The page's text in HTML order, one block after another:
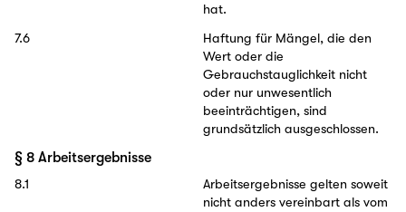
hat.
7.6
Haftung für Mängel, die den
Wert oder die
Gebrauchstauglichkeit nicht
oder nur unwesentlich
beeinträchtigen, sind
grundsätzlich ausgeschlossen.
§ 8 Arbeitsergebnisse
8.1
Arbeitsergebnisse gelten soweit
nicht anders vereinbart als vom